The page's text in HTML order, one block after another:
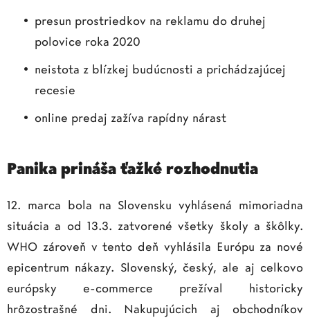
presun prostriedkov na reklamu do druhej
polovice roka 2020
neistota z blízkej budúcnosti a prichádzajúcej
recesie
online predaj zažíva rapídny nárast
Panika prináša ťažké rozhodnutia
12. marca bola na Slovensku vyhlásená mimoriadna
situácia a od 13.3. zatvorené všetky školy a škôlky.
WHO zároveň v tento deň vyhlásila Európu za nové
epicentrum nákazy. Slovenský, český, ale aj celkovo
európsky e-commerce prežíval historicky
hrôzostrašné dni. Nakupujúcich aj obchodníkov